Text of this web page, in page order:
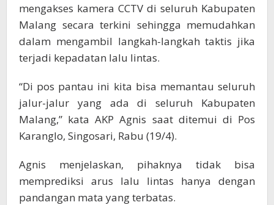
mengakses kamera CCTV di seluruh Kabupaten
Malang secara terkini sehingga memudahkan
dalam mengambil langkah-langkah taktis jika
terjadi kepadatan lalu lintas.
“Di pos pantau ini kita bisa memantau seluruh
jalur-jalur yang ada di seluruh Kabupaten
Malang,” kata AKP Agnis saat ditemui di Pos
Karanglo, Singosari, Rabu (19/4).
Agnis menjelaskan, pihaknya tidak bisa
memprediksi arus lalu lintas hanya dengan
pandangan mata yang terbatas.